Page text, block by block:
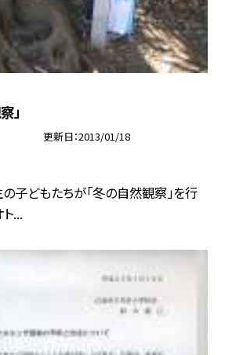
」
更新日 2013/01/18
子どもたちが「冬の自然観察」を行
...